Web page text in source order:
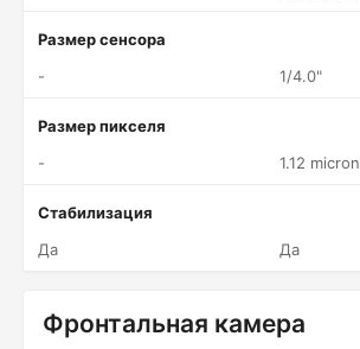
Размер сенсора
-
1/4.0"
Размер пикселя
-
1.12 micron
Стабилизация
Да
Да
Фронтальная камера